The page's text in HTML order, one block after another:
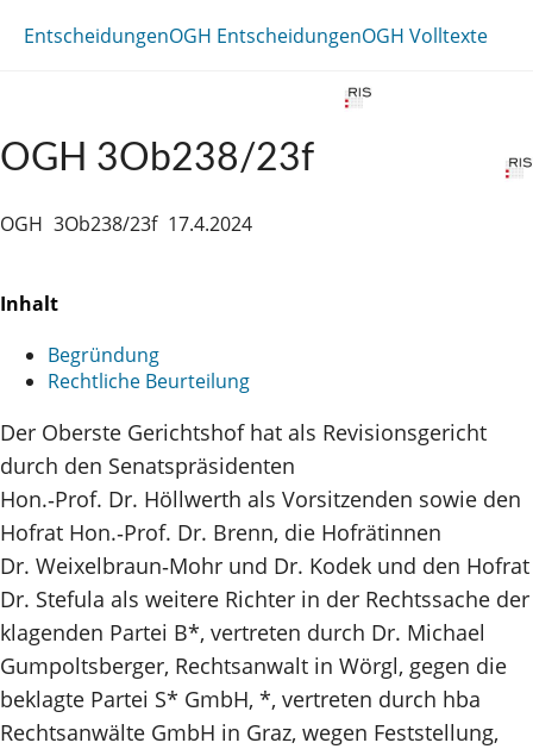
EntscheidungenOGH EntscheidungenOGH Volltexte
OGH 3Ob238/23f
OGH 3Ob238/23f 17.4.2024
Inhalt
Begründung
Rechtliche Beurteilung
Der Oberste Gerichtshof hat als Revisionsgericht
durch den Senatspräsidenten
Hon.‑Prof. Dr. Höllwerth als Vorsitzenden sowie den
Hofrat Hon.‑Prof. Dr. Brenn, die Hofrätinnen
Dr. Weixelbraun‑Mohr und Dr. Kodek und den Hofrat
Dr. Stefula als weitere Richter in der Rechtssache der
klagenden Partei B*, vertreten durch Dr. Michael
Gumpoltsberger, Rechtsanwalt in Wörgl, gegen die
beklagte Partei S* GmbH, *, vertreten durch hba
Rechtsanwälte GmbH in Graz, wegen Feststellung,